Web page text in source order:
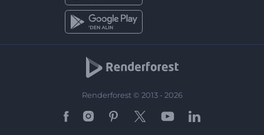
Renderforest © 2013 - 2026